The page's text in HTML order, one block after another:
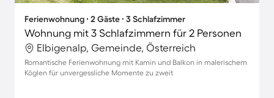
Ferienwohnung ∙ 2 Gäste ∙ 3 Schlafzimmer
Wohnung mit 3 Schlafzimmern für 2 Personen
Elbigenalp, Gemeinde, Österreich
Romantische Ferienwohnung mit Kamin und Balkon in malerischem
Köglen für unvergessliche Momente zu zweit